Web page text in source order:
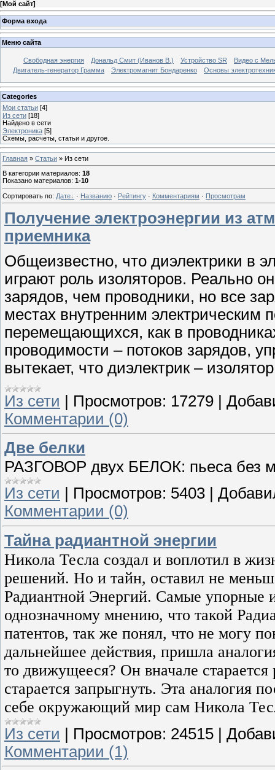
[Мой сайт]
Форма входа
Меню сайта
Свободная энергия Дональд Смит (Иванов В.) Устройство SR
Видео с
Двигатель-генератор Грамма
Электромагнит Бондаренко Основы
Categories
Мои статьи [4]
Из сети [18]
Найдено в сети
Электроника [5]
Схемы, расчеты, статьи и другое.
Главная » Статьи » Из сети
В категории материалов: 18
Показано материалов: 1-10
Сортировать по: Дате · Названию · Рейтингу · Комментариям · Просмотрам
Получение электроэнергии из
приемника
Общеизвестно, что диэлектрики в
играют роль изоляторов. Реально
зарядов, чем проводники, но все
местах внутренним электрическим
перемещающихся, как в
проводимости – потоков зарядов,
вытекает, что диэлектрик –
Из сети
Просмотров: 17279
Комментарии (0)
Две белки
РАЗГОВОР двух БЕЛОК: пьеса без
Из сети
Просмотров: 5403
Комментарии (0)
Тайна радиантной энергии
Никола Тесла создал и воплотил в
решений. Но и тайн, оставил не
Радиантной Энергий. Самые упорные
однозначному мнению, что такой
патентов, так же понял, что не могу
дальнейшее действия, пришла
то движущееся? Он вначале старается
старается запрыгнуть. Эта аналогия
себе окружающий мир сам Никола
Из сети Просмотров: 24515
Комментарии (1)